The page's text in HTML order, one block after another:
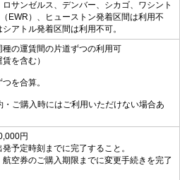
サンゼルス、デンバー、シカゴ、ワシント
EWR）、ヒューストン発着区間は利用不
アトル発着区間は利用不可。
の運賃間の片道ずつの利用可
を含む）
を合算。
ご購入時にはご利用いただけない場合あ
円
予定時刻までに完了すること。
空券のご購入期限までに変更手続きを完了